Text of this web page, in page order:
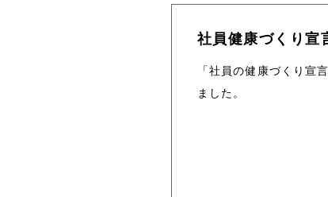
ホーム
社員健康づくり宣
「社員の健康づくり宣
ました。